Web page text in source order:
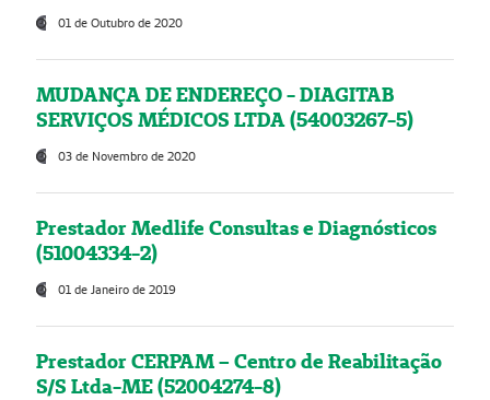
01 de Outubro de 2020
MUDANÇA DE ENDEREÇO - DIAGITAB
SERVIÇOS MÉDICOS LTDA (54003267-5)
03 de Novembro de 2020
Prestador Medlife Consultas e Diagnósticos
(51004334-2)
01 de Janeiro de 2019
Prestador CERPAM – Centro de Reabilitação
S/S Ltda-ME (52004274-8)